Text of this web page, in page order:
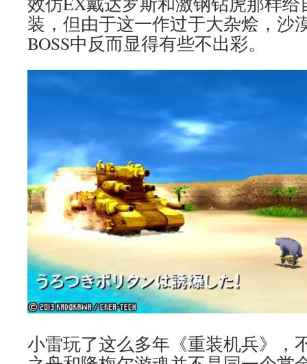
装，但由于这一作过于大杂烩，沙
BOSS中反而显得有些不出彩。
小雷玩了这么多年《重装机兵》，